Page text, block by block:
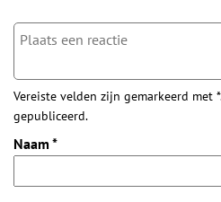
Vereiste velden zijn gemarkeerd met
gepubliceerd.
Naam *